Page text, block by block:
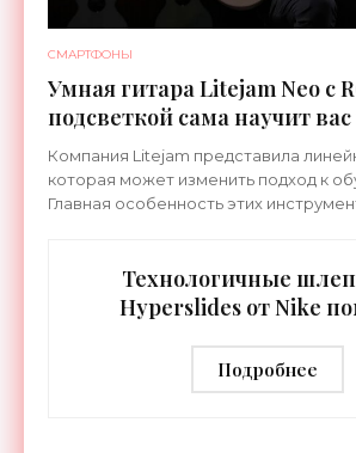
СМАРТФОНЫ
Умная гитара Litejam Neo с
подсветкой сама научит
«Гаджеты»
Компания Litejam представила
которая может изменить подход к
Главная особенность этих
Технологичные
Hyperslides от Nike
тренировки -
Подробнее